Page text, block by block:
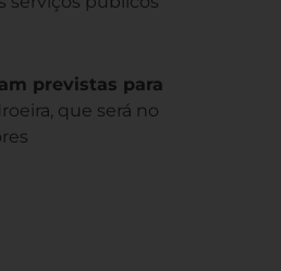
previstas para
que será no